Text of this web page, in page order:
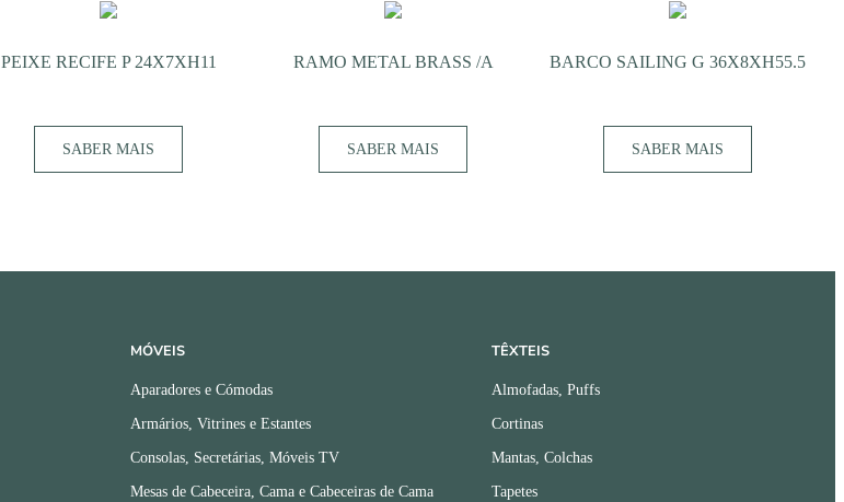
PEIXE RECIFE P 24X7XH11
SABER MAIS
RAMO METAL BRASS /A
SABER MAIS
BARCO SAILING G 36X8XH55.5
SABER MAIS
MÓVEIS
Aparadores e Cómodas
Armários, Vitrines e Estantes
Consolas, Secretárias, Móveis TV
Mesas de Cabeceira, Cama e Cabeceiras de Cama
TÊXTEIS
Almofadas, Puffs
Cortinas
Mantas, Colchas
Tapetes